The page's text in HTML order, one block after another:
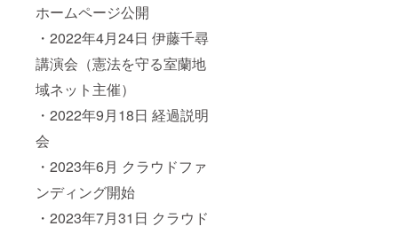
ホームページ公開
・2022年4月24日 伊藤千尋
講演会（憲法を守る室蘭地
域ネット主催）
・2022年9月18日 経過説明
会
・2023年6月 クラウドファ
ンディング開始
・2023年7月31日 クラウド